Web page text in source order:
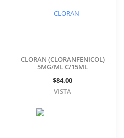
CLORAN (CLORANFENICOL)
5MG/ML C/15ML
$84.00
VISTA